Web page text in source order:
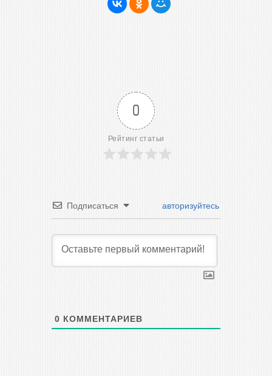
0
Рейтинг статьи
Подписаться авторизуйтесь
0 КОММЕНТАРИЕВ